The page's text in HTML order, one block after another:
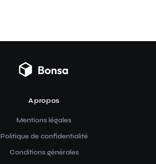
A propos
Mentions légales
Politique de confidentialité
Conditions générales